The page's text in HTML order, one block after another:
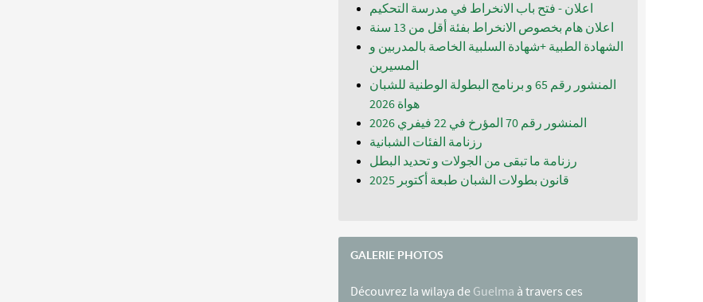
اعلان - فتح باب الانخراط في مدرسة التحكيم
اعلان هام بخصوص الانخراط بفئة أقل من 13 سنة
الشهادة الطبية +شهادة السلبية الخاصة بالمدربين و
المسيرين
المنشور رقم 65 و برنامج البطولة الوطنية للشبان
المنشور رقم 70 المؤرخ في 22 فيفري 2026
رزنامة الفئات الشبانية
رزنامة ما تبقى من الجولات و تحديد البطل
قانون بطولات الشبان طبعة أكتوبر 2025
GALERIE PHOTOS
Découvrez la wilaya de Guelma à travers ces